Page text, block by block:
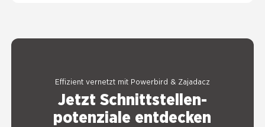
Effi­zi­ent ver­netzt mit Power­bird & Zaja­d­acz
Jetzt Schnitt­stel­len­
po­ten­zia­le entdecken